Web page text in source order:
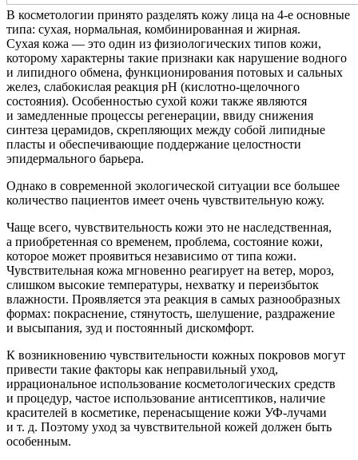
В косметологии принято разделять кожу лица на 4-е основные
типа: сухая, нормальная, комбинированная и жирная.
Сухая кожа — это один из физиологических типов кожи,
которому характерны такие признаки как нарушение водного
и липидного обмена, функционирования потовых и сальных
желез, слабокислая реакция pH (кислотно-щелочного
состояния). Особенностью сухой кожи также являются
и замедленные процессы регенерации, ввиду снижения
синтеза церамидов, скрепляющих между собой липидные
пласты и обеспечивающие поддержание целостности
эпидермального барьера.
Однако в современной экологической ситуации все большее
количество пациентов имеет очень чувствительную кожу.
Чаще всего, чувствительность кожи это не наследственная,
а приобретенная со временем, проблема, состояние кожи,
которое может проявиться независимо от типа кожи.
Чувствительная кожа мгновенно реагирует на ветер, мороз,
слишком высокие температуры, нехватку и переизбыток
влажности. Проявляется эта реакция в самых разнообразных
формах: покраснение, стянутость, шелушение, раздражение
и высыпания, зуд и постоянный дискомфорт.
К возникновению чувствительности кожных покровов могут
привести такие факторы как неправильный уход,
иррациональное использование косметологических средств
и процедур, частое использование антисептиков, наличие
красителей в косметике, перенасыщение кожи УФ-лучами
и т. д. Поэтому уход за чувствительной кожей должен быть
особенным.